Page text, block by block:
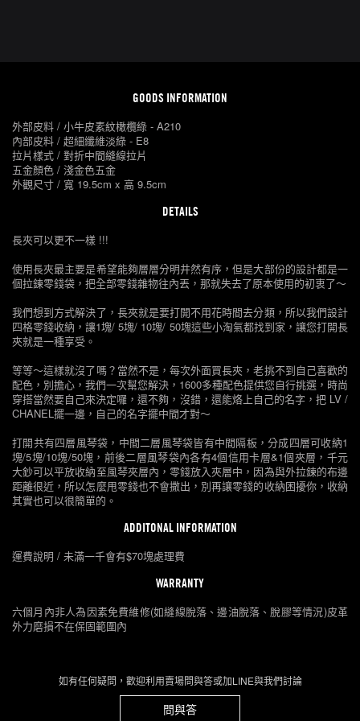
GOODS INFORMATION
外部皮料 / 小牛皮素紋橄欖綠 - A210
內部皮料 / 超細纖維淡綠 - E8
拉片樣式 / 對折中間縫線拉片
五金顏色 / 淺金色五金
外觀尺寸 / 寬 19.5cm x 高 9.5cm
DETAILS
長夾可以更不一樣 !!!
使用長夾最主要是希望能夠層層分明井然有序，但是大部份的設計都是一
個拉鍊零錢袋，把全部零錢雜物往內丟，那就失去了原本使用的初衷了～
我們想到方式解決了，長夾就是要打開不用花時間去分類，所以我們設計
四格零錢收納，讓1塊/ 5塊/ 10塊/ 50塊這些小淘氣都找到家，讓您打開長
夾就是一種享受。
等等～這樣就沒了嗎？當然不是，每次外面買長夾，老挑不到自己喜歡的
配色，別擔心，我們一次幫您解決，1600多種配色提供您自行挑選，時尚
穿搭當然要自己來決定囉，還不夠，沒錯，還能烙上自己的名字，把 LV /
CHANEL擺一邊，自己的名字擺中間才對～
打開共有四層風琴袋，中間二層風琴袋皆有中間隔板，分成四層可收納1
塊/5塊/10塊/50塊，前後二層風琴袋內各有4個信用卡層&1個夾層，千元
大鈔可以平放收納至風琴夾層內，零錢放入夾層中，因為與外拉鍊的布邊
距離很近，所以怎麼甩零錢也不會撒出，別再讓零錢的收納困擾你，收納
其實也可以很簡單的。
ADDITONAL INFORMATION
運費說明 / 未滿一千會有$70塊處理費
WARRANTY
六個月內非人為因素免費維修(如縫線脫落、邊油脫落、脫膠等情況)皮革
外力磨損不在保固範圍內
如有任何疑問，歡迎利用賣場問與答或加LINE與我們討論
問與答